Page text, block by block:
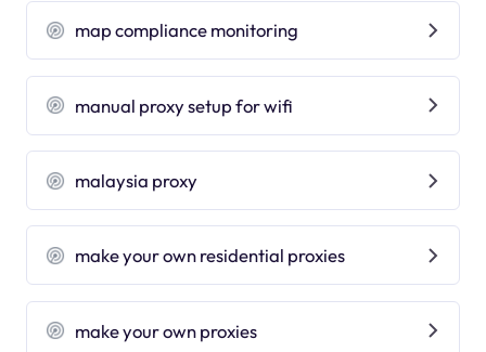
map compliance monitoring
manual proxy setup for wifi
malaysia proxy
make your own residential proxies
make your own proxies